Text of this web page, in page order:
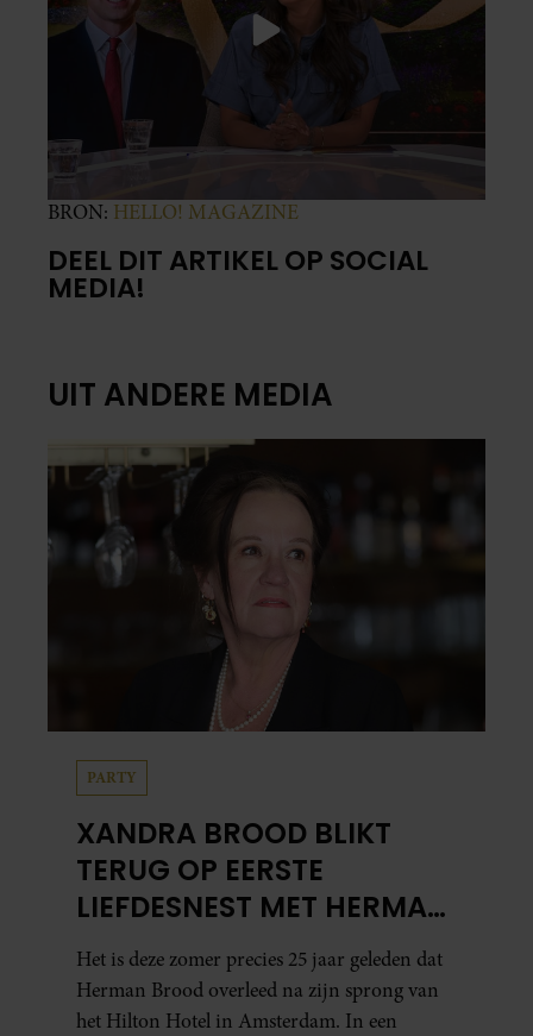
BRON: HELLO! MAGAZINE
DEEL DIT ARTIKEL OP SOCIAL
MEDIA!
UIT ANDERE MEDIA
PARTY
XANDRA BROOD BLIKT
TERUG OP EERSTE
LIEFDESNEST MET HERMAN
BROOD: “HIER IS LOLA
GEBOREN”
Het is deze zomer precies 25 jaar geleden dat
Herman Brood overleed na zijn sprong van
het Hilton Hotel in Amsterdam. In een